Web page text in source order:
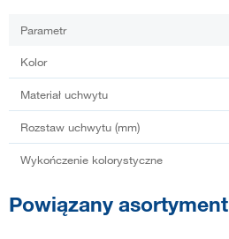
Parametr
Kolor
Materiał uchwytu
Rozstaw uchwytu (mm)
Wykończenie kolorystyczne
Powiązany asortyment